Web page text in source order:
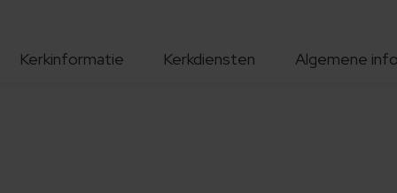
Kerkinformatie Kerkdiensten Algemene